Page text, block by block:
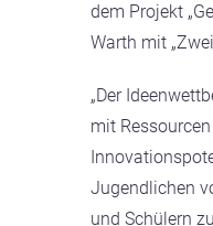
dem Projekt
Warth mit
„Der
mit
Jugendlichen
und Schülern